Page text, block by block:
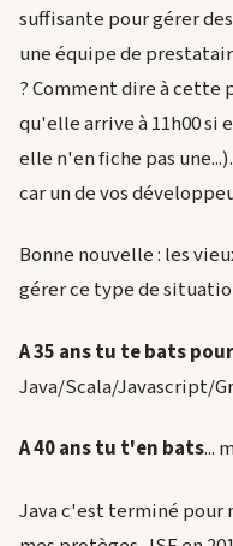
suffisante pour gérer
une équipe de
? Comment dire à cette
qu'elle arrive à 11h00 si
elle n'en fiche pas
car un de vos
Bonne nouvelle : les
gérer ce type de
A 35 ans tu te bats
Java/Scala/Javascript/
A 40 ans tu t'en bats...
Java c'est terminé pour